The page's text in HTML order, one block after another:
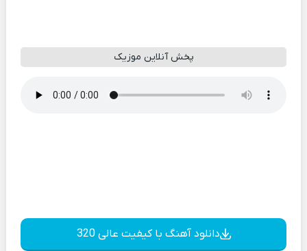
پخش آنلاین موزیک
دانلود آهنگ با کیفیت عالی 320